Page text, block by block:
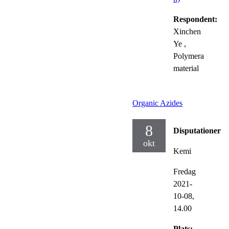
Respondent:
Xinchen
Ye ,
Polymera
material
Organic Azides
8
okt
Disputationer
Kemi
Fredag
2021-
10-08,
14.00